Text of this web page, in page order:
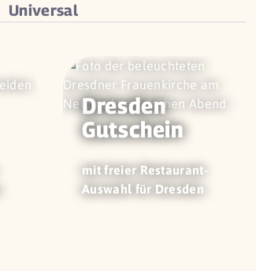
Universal
Dresden
Gutschein
mit freier Restaurant-
Auswahl für Dresden